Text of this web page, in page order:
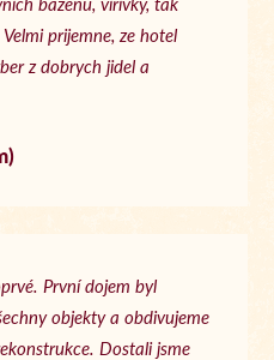
prijemne, ze hotel
z dobrych jidel a
První dojem byl
objekty a obdivujeme
Dostali jsme